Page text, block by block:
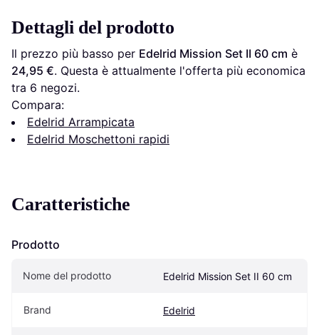
Dettagli del prodotto
Il prezzo più basso per Edelrid Mission Set II 60 cm
24,95 €. Questa è attualmente l'offerta più economica
tra 6 negozi.
Compara:
Edelrid Arrampicata
Edelrid Moschettoni rapidi
Caratteristiche
Prodotto
Nome del prodotto Edelrid Mission Set II 60 cm
Brand Edelrid